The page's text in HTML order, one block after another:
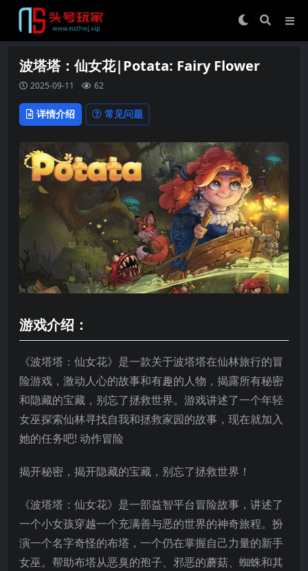
波塔塔：仙女花|Potata: Fairy Flower
2025-09-11 62
详情介绍 常见问题
游戏介绍：
《波塔塔：仙女花》是一款关于波塔塔在仙林旅行的冒
险游戏，激动人心的故事和有趣的人物，揭露所有秘密
和隐藏的宝藏，别忘了拯救世界。游戏讲述了一个年轻
女巫探索仙林寻找自我和拯救家园的故事，现在就加入
她的任务吧! 动作冒险
揭开秘密，揭开隐藏的宝藏，别忘了拯救世界！
《波塔塔：仙女花》是一部益智平台冒险故事，讲述了
一个小女孩穿越一个充满善与恶的世界的神奇旅程。扮
演一个名字奇怪的布塔，一个仍在掌握自己力量的新手
女巫。帮助布塔从恶臭的孢子、邪恶的蘑菇、蜘蛛和其